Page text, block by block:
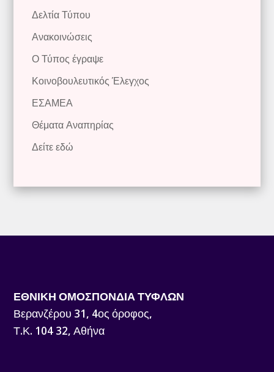
Δελτία Τύπου
Ανακοινώσεις
Ο Τύπος έγραψε
Κοινοβουλευτικός Έλεγχος
ΕΣΑΜΕΑ
Θέματα Αναπηρίας
Δείτε εδώ
ΕΘΝΙΚΗ ΟΜΟΣΠΟΝΔΙΑ ΤΥΦΛΩΝ
Βερανζέρου 31, 4ος όροφος,
Τ.Κ. 104 32, Αθήνα